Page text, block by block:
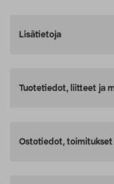
Lisätietoja
Tuotetiedot, liitteet ja
Ostotiedot, toimitukset